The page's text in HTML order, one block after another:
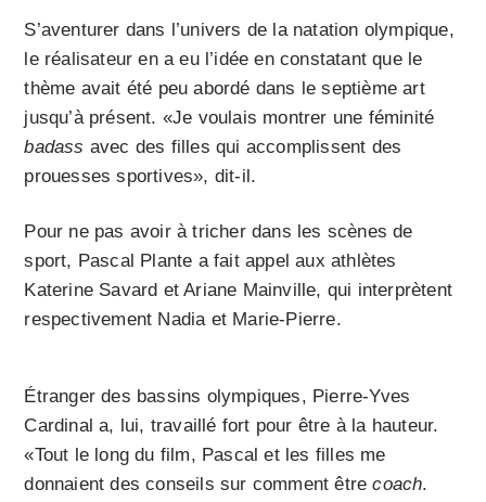
S’aventurer dans l’univers de la natation olympique,
le réalisateur en a eu l’idée en constatant que le
thème avait été peu abordé dans le septième art
jusqu’à présent. «Je voulais montrer une féminité
badass avec des filles qui accomplissent des
prouesses sportives», dit-il.
Pour ne pas avoir à tricher dans les scènes de
sport, Pascal Plante a fait appel aux athlètes
Katerine Savard et Ariane Mainville, qui interprètent
respectivement Nadia et Marie-Pierre.
Étranger des bassins olympiques, Pierre-Yves
Cardinal a, lui, travaillé fort pour être à la hauteur.
«Tout le long du film, Pascal et les filles me
donnaient des conseils sur comment êtrecoach.